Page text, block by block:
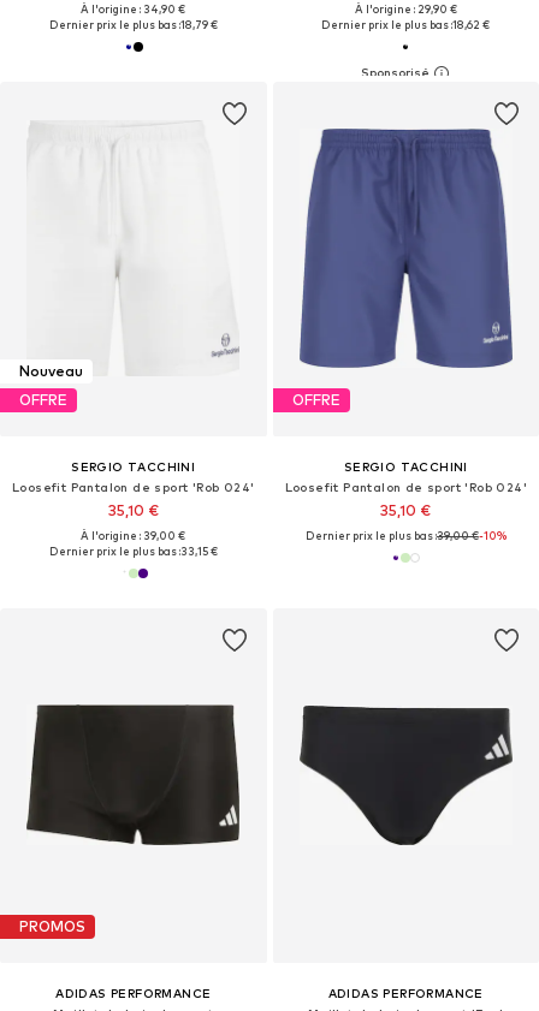
À l'origine : 34,90 €
Dernier prix le plus bas :18,79 €
À l'origine : 29,90 €
Dernier prix le plus bas :18,62 €
Nouveau
OFFRE
SERGIO TACCHINI
Loosefit Pantalon de sport 'Rob 024'
35,10 €
À l'origine : 39,00 €
Dernier prix le plus bas :33,15 €
OFFRE
SERGIO TACCHINI
Loosefit Pantalon de sport 'Rob 024'
35,10 €
Dernier prix le plus bas :39,00 €-10%
PROMOS
ADIDAS PERFORMANCE
ADIDAS PERFORMANCE